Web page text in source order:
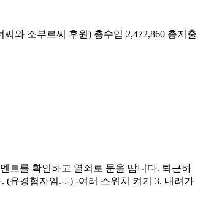
씨와 소부르씨 후원) 총수입 2,472,860 총지출
트를 확인하고 열쇠로 문을 땁니다. 퇴근하
유경험자임.-.-) -여러 스위치 켜기 3. 내려가